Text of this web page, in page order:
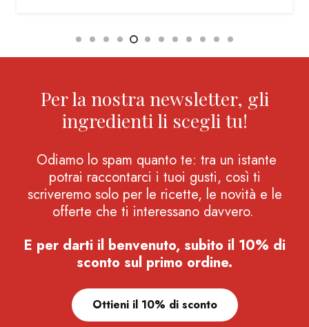
Per la nostra newsletter, gli
ingredienti li scegli tu!
Odiamo lo spam quanto te: tra un istante
potrai raccontarci i tuoi gusti, così ti
scriveremo solo per le ricette, le novità e le
offerte che ti interessano davvero.
E per darti il benvenuto, subito il 10% di
sconto sul primo ordine.
Ottieni il 10% di sconto